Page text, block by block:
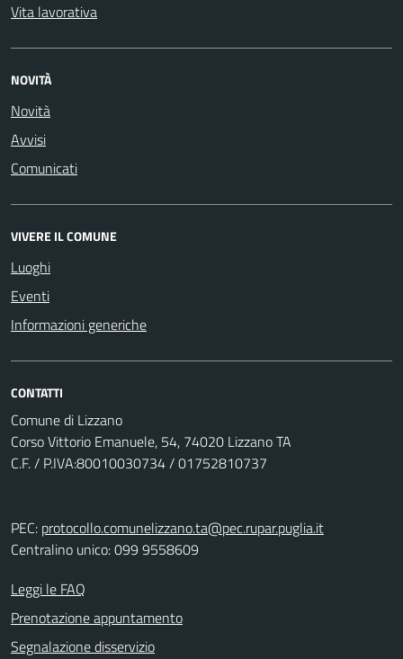
Vita lavorativa
NOVITÀ
Novità
Avvisi
Comunicati
VIVERE IL COMUNE
Luoghi
Eventi
Informazioni generiche
CONTATTI
Comune di Lizzano
Corso Vittorio Emanuele, 54, 74020 Lizzano TA
C.F. / P.IVA:80010030734 / 01752810737
PEC: protocollo.comunelizzano.ta@pec.rupar.puglia.it
Centralino unico: 099 9558609
Leggi le FAQ
Prenotazione appuntamento
Segnalazione disservizio